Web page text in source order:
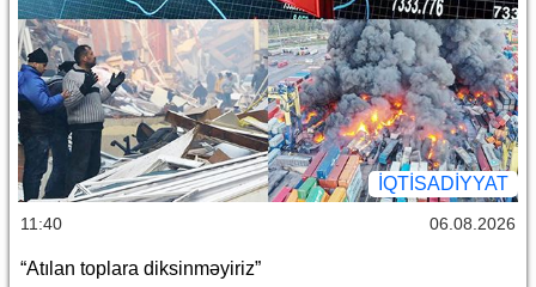
İQTİSADİYYAT
11:40 06.08.2026
“Atılan toplara diksinməyiriz”